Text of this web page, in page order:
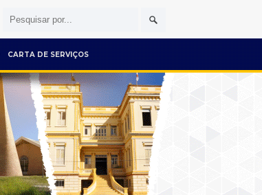
CARTA DE SERVIÇOS